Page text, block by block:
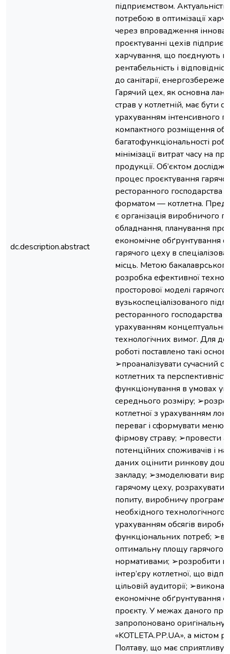
dc.description.abstract
підприємством.
потребою в оптимізації
через впровадження
проєктуванні цехів
харчування, що поєднують
рентабельність і
до санітарії,
Гарячий цех, як основна
страв у котлетній, має бути
урахуванням інтенсивного
компактного розміщення
багатофункціональності
мінімізації витрат часу на
продукції. Об’єктом
процес проєктування
ресторанного господарства
форматом — котлетна.
є організація виробничого
обладнання, планування
економічне обґрунтування
гарячого цеху в
місць. Метою
розробка ефективної
просторової моделі
вузькоспеціалізованого
ресторанного господарства
урахуванням
технологічних вимог. Для
роботі поставлено такі
➢проаналізувати сучасний
котлетних та
функціонування в умовах
середнього розміру;
котлетної з урахуванням
переваг і сформувати
фірмову страву; ➢провести
потенційних споживачів і на
даних оцінити ринкову
закладу; ➢змоделювати
гарячому цеху, розрахувати
попиту, виробничу
необхідного технологічного
урахуванням обсягів
функціональних потреб;
оптимальну площу гарячого
нормативами; ➢розробити
інтер’єру котлетної, що
цільовій аудиторії;
економічне обґрунтування
проєкту. У межах даного
запропоновано оригінальну
«KOTLETA.PP.UA», а містом
Полтаву, що має сприятливу